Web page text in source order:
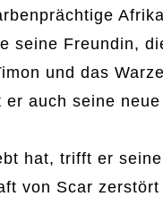
Freundin,
und das
auch seine
hat, trifft er
von Scar